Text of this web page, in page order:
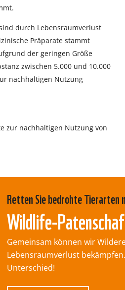
durch Lebensraumverlust
Präparate stammt
der geringen Größe
zwischen 5.000 und 10.000
nachhaltigen Nutzung
zur nachhaltigen Nutzung von
Retten Sie bedrohte Tierarten
Wildlife-
Gemeinsam können wir
Lebensraumverlust
Unterschied!